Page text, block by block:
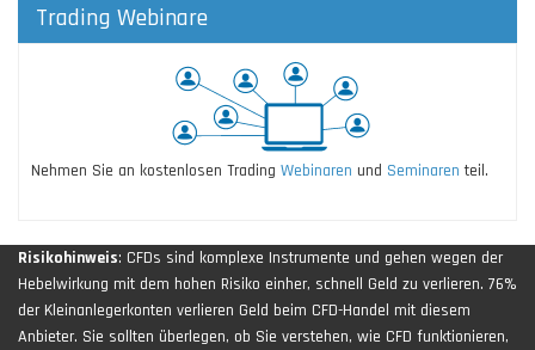
Trading Webinare
Nehmen Sie an kostenlosen Trading Webinaren und Seminaren teil.
Risikohinweis: CFDs sind komplexe Instrumente und gehen wegen der
Hebelwirkung mit dem hohen Risiko einher, schnell Geld zu verlieren. 76%
der Kleinanlegerkonten verlieren Geld beim CFD-Handel mit diesem
Anbieter. Sie sollten überlegen, ob Sie verstehen, wie CFD funktionieren,